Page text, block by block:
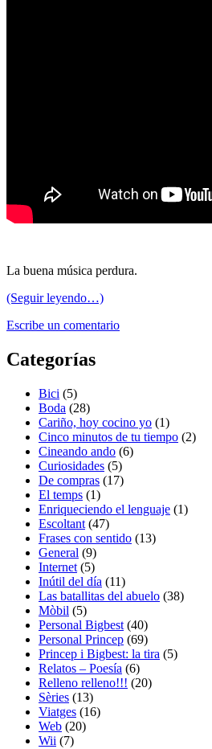
La buena música perdura.
(Seguir leyendo…)
Escribe un comentario
Categorías
Bici (5)
Boda (28)
Cariño, hoy cocino yo (1)
Cinco minutos de tu tiempo (2)
Cineando ando (6)
Curiosidades (5)
De compras (17)
El temps (1)
Enriqueciendo el lenguaje (1)
Escoltant (47)
Frases con sentido (13)
General (9)
Internet (5)
Inútil del día (11)
Las batallitas del abuelo (38)
Mòbil (5)
Personal Bigbest (40)
Personal Princep (69)
Princep i Bigbest: la tira (5)
Relatos – Poesía (6)
Relleno relleno!!! (20)
Sèries (13)
Viatges (16)
Web (20)
Wii (7)